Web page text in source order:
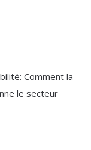
Comment la
le secteur